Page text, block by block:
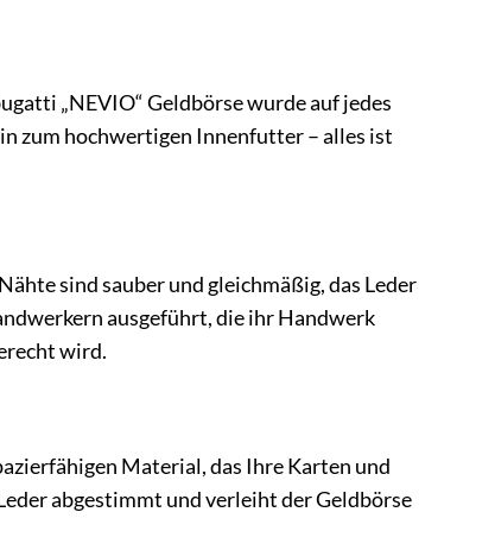
„NEVIO“ Geldbörse wurde auf jedes
zum hochwertigen Innenfutter – alles ist
sind sauber und gleichmäßig, das Leder
ausgeführt, die ihr Handwerk
wird.
Material, das Ihre Karten und
abgestimmt und verleiht der Geldbörse